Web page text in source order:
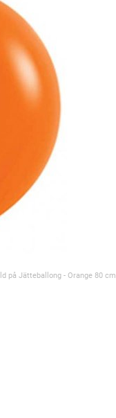
på Jätteballong - Orange 80 cm